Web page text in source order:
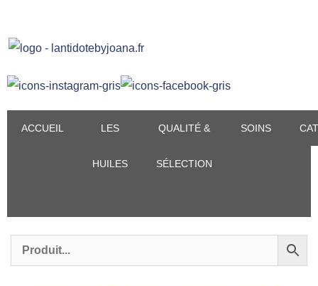
contenu
ACCUEIL LES
HUILES
QUALITÉ &
SÉLECTION
SOINS